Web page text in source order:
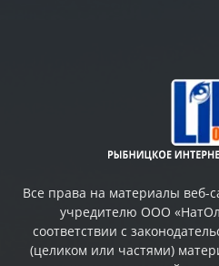
Все права на материалы веб-
учредителю ООО
соответствии с
(целиком или частями)